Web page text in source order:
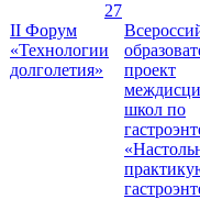
27
II Форум
«Технологии
долголетия»
проект
школ по